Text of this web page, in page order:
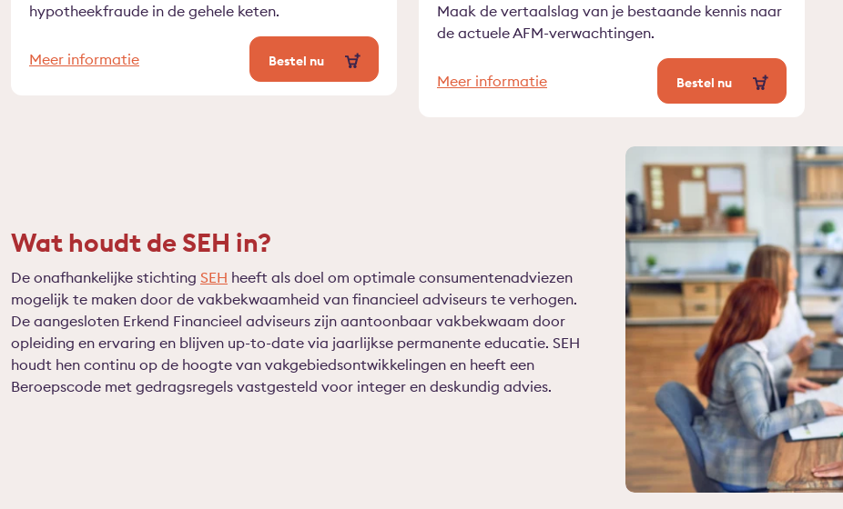
hypotheekfraude in de gehele keten.
Meer informatie Bestel nu
Maak de vertaalslag van je bestaande kennis naar
de actuele AFM-verwachtingen.
Meer informatie Bestel nu
Wat houdt de SEH in?
De onafhankelijke stichting SEH heeft als doel om optimale consumentenadviezen
mogelijk te maken door de vakbekwaamheid van financieel adviseurs te verhogen.
De aangesloten Erkend Financieel adviseurs zijn aantoonbaar vakbekwaam door
opleiding en ervaring en blijven up-to-date via jaarlijkse permanente educatie. SEH
houdt hen continu op de hoogte van vakgebiedsontwikkelingen en heeft een
Beroepscode met gedragsregels vastgesteld voor integer en deskundig advies.